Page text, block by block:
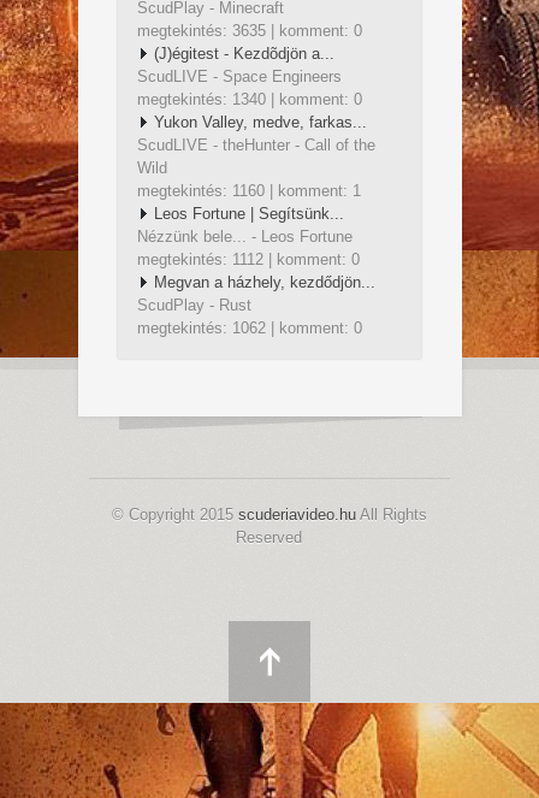
ScudPlay - Minecraft
megtekintés: 3635 | komment: 0
(J)égitest - Kezdõdjön a...
ScudLIVE - Space Engineers
megtekintés: 1340 | komment: 0
Yukon Valley, medve, farkas...
ScudLIVE - theHunter - Call of the
Wild
megtekintés: 1160 | komment: 1
Leos Fortune | Segítsünk...
Nézzünk bele... - Leos Fortune
megtekintés: 1112 | komment: 0
Megvan a házhely, kezdődjön...
ScudPlay - Rust
megtekintés: 1062 | komment: 0
© Copyright 2015 scuderiavideo.huAll Rights
Reserved